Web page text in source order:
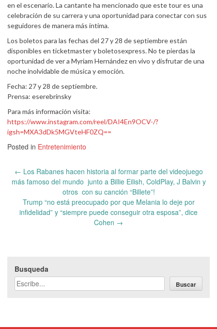
en el escenario. La cantante ha mencionado que este tour es una
celebración de su carrera y una oportunidad para conectar con sus
seguidores de manera más íntima.
Los boletos para las fechas del 27 y 28 de septiembre están
disponibles en ticketmaster y boletosexpress. No te pierdas la
oportunidad de ver a Myriam Hernández en vivo y disfrutar de una
noche inolvidable de música y emoción.
Fecha: 27 y 28 de septiembre.
Prensa: eserebrinsky
Para más información visita:
https://www.instagram.com/reel/DAI4En9OCV-/?
igsh=MXA3dDk5MGVteHF0ZQ==
Posted in Entretenimiento
Post
navigation
← Los Rabanes hacen historia al formar parte del videojuego
más famoso del mundo junto a Billie Eilish, ColdPlay, J Balvin y
otros con su canción “Billete”!
Trump “no está preocupado por que Melania lo deje por
infidelidad” y “siempre puede conseguir otra esposa”, dice
Cohen →
Busqueda
Buscar